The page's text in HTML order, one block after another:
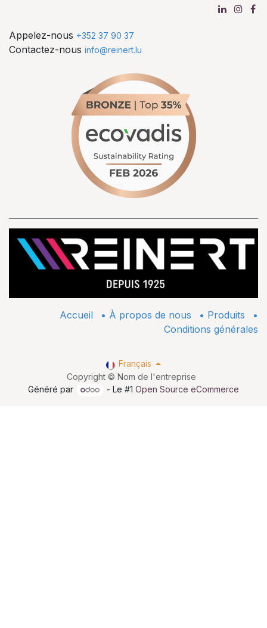
Appelez-nous +352 37 90 37
Contactez-nous info@reinert.lu
Accueil • À propos de nous • ​Produits
•
Conditions générales
Copyright © Nom de l'entreprise
Français
Généré par - Le #1Open Source eCommerce